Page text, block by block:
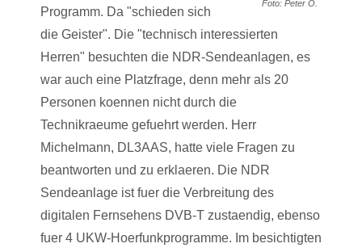
Foto: Peter O.
Programm. Da "schieden sich
die Geister". Die "technisch interessierten
Herren" besuchten die NDR-Sendeanlagen, es
war auch eine Platzfrage, denn mehr als 20
Personen koennen nicht durch die
Technikraeume gefuehrt werden. Herr
Michelmann, DL3AAS, hatte viele Fragen zu
beantworten und zu erklaeren. Die NDR
Sendeanlage ist fuer die Verbreitung des
digitalen Fernsehens DVB-T zustaendig, ebenso
fuer 4 UKW-Hoerfunkprogramme. Im besichtigten